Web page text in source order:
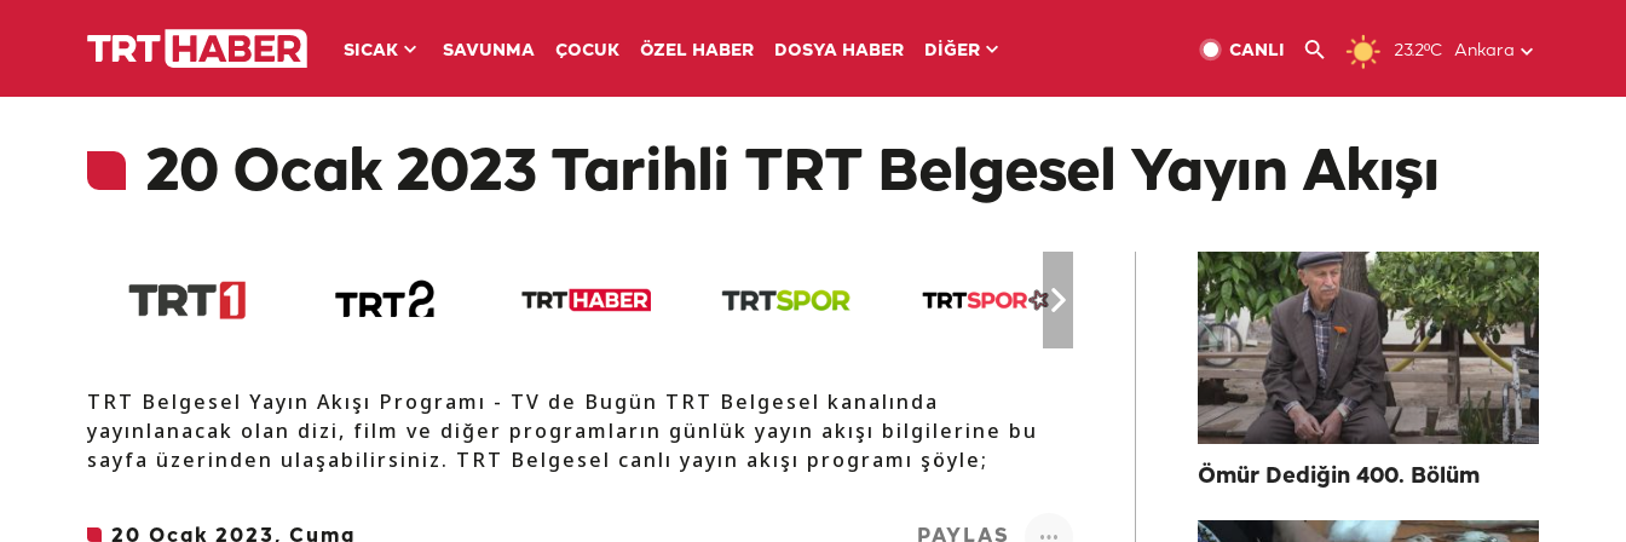
SICAK SAVUNMA ÇOCUK ÖZEL HABER DOSYA HABER DİĞER 23.2ºC Ankara
CANLI
20 Ocak 2023 Tarihli TRT Belgesel Yayın Akışı
TRT Belgesel Yayın Akışı Programı - TV de Bugün TRT Belgesel kanalında
yayınlanacak olan dizi, film ve diğer programların günlük yayın akışı bilgilerine bu
sayfa üzerinden ulaşabilirsiniz. TRT Belgesel canlı yayın akışı programı şöyle;
20 Ocak 2023, Cuma PAYLAŞ
Ömür Dediğin 400. Bölüm